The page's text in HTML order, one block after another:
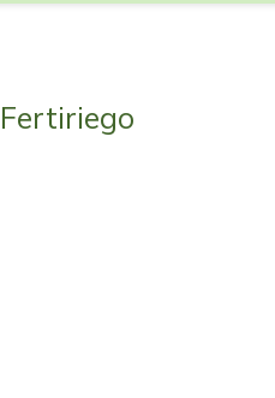
Fertiriego